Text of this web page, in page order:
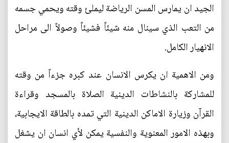
الجيد ان يمارس المسن الرياضة ليملئ وقته ويحمي جسمه
من التعب الذي سينال منه شيئاً فشيئاً وصولاً الى مراحل
الانهيار الكامل.
ومن الاهمية ان يكرس الانسان عند كبره جزءاً من وقته
للمشاركة بالنشاطات الدينية الصلاة بالمسجد وقراءة
القرآن وزيارة الاماكن الدينية التي تمده بالطاقة الايجابية،
وبهذه الامور المعنوية والنفسية يمكن لأي انسان ان يشغل